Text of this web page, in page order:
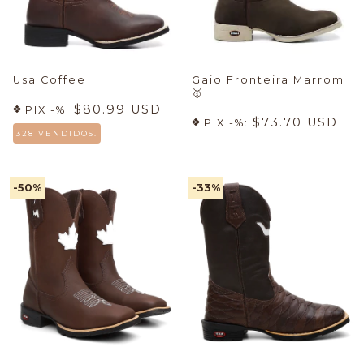
Usa Coffee
PIX -%: $80.99 USD
328 VENDIDOS.
Gaio Fronteira Marrom
🥇
PIX -%: $73.70 USD
-50% -33%